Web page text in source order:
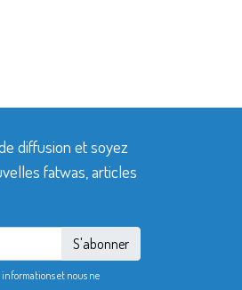
diffusion et soyez
fatwas, articles
S'abonner
informations et nous ne